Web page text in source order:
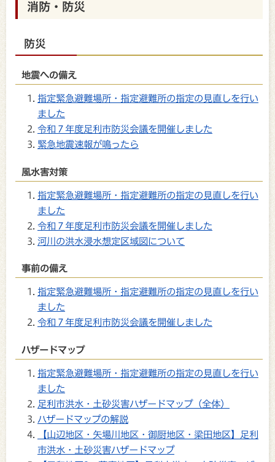
消防・防災
防災
地震への備え
指定緊急避難場所・指定避難所の指定の見直しを行い
ました
令和７年度足利市防災会議を開催しました
緊急地震速報が鳴ったら
風水害対策
指定緊急避難場所・指定避難所の指定の見直しを行い
ました
令和７年度足利市防災会議を開催しました
河川の洪水浸水想定区域図について
事前の備え
指定緊急避難場所・指定避難所の指定の見直しを行い
ました
令和７年度足利市防災会議を開催しました
ハザードマップ
指定緊急避難場所・指定避難所の指定の見直しを行い
ました
足利市洪水・土砂災害ハザードマップ（全体）
ハザードマップの解説
【山辺地区・矢場川地区・御厨地区・梁田地区】足利
市洪水・土砂災害ハザードマップ